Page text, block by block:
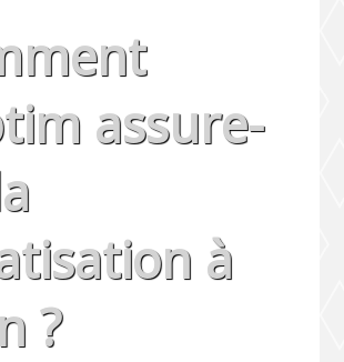
assure-
à
?